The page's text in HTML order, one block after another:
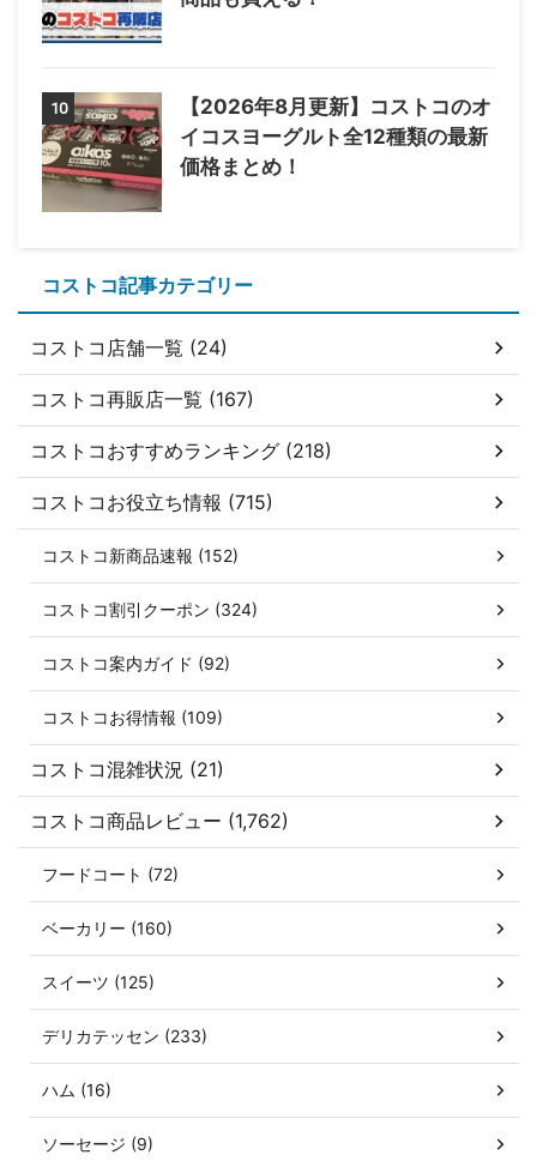
10
【2026年8月更新】コストコのオ
イコスヨーグルト全12種類の最新
価格まとめ！
コストコ記事カテゴリー
コストコ店舗一覧 (24)
コストコ再販店一覧 (167)
コストコおすすめランキング (218)
コストコお役立ち情報 (715)
コストコ新商品速報 (152)
コストコ割引クーポン (324)
コストコ案内ガイド (92)
コストコお得情報 (109)
コストコ混雑状況 (21)
コストコ商品レビュー (1,762)
フードコート (72)
ベーカリー (160)
スイーツ (125)
デリカテッセン (233)
ハム (16)
ソーセージ (9)